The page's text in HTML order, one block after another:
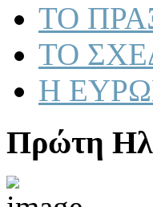
ΤΟ
ΤΟ
Η
Πρώτη